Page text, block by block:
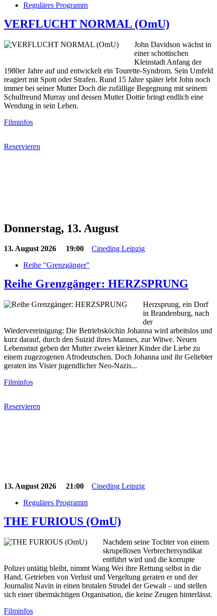
Reguläres Programm
VERFLUCHT NORMAL (OmU)
John Davidson wächst in
einer schottischen
Kleinstadt Anfang der
1980er Jahre auf und entwickelt ein Tourette-Syndrom. Sein Umfeld
reagiert mit Spott oder Strafen. Rund 15 Jahre später lebt John noch
immer bei seiner Mutter Doch die zufällige Begegnung mit seinem
Schulfreund Murray und dessen Mutter Dottie bringt endlich eine
Wendung in sein Leben.
Filminfos
Reservieren
Donnerstag, 13. August
13. August 2026 19:00
Cineding Leipzig
Reihe "Grenzgänger"
Reihe Grenzgänger: HERZSPRUNG
Herzsprung, ein Dorf
in Brandenburg, nach
der
Wiedervereinigung: Die Betriebsköchin Johanna wird arbeitslos und
kurz darauf, durch den Suizid ihres Mannes, zur Witwe. Neuen
Lebensmut geben der Mutter zweier kleiner Kinder die Liebe zu
einem zugezogenen Afrodeutschen. Doch Johanna und ihr Geliebter
geraten ins Visier jugendlicher Neo-Nazis...
Filminfos
Reservieren
13. August 2026 21:00
Cineding Leipzig
Reguläres Programm
THE FURIOUS (OmU)
Nachdem seine Tochter von einem
skrupellosen Verbrechersyndikat
entführt wird und die korrupte
Polizei untätig bleibt, nimmt Wang Wei ihre Rettung selbst in die
Hand. Getrieben von Verlust und Vergeltung geraten er und der
Journalist Navin in einen brutalen Strudel der Gewalt – und stellen
sich einer übermächtigen Organisation, die keine Zeugen hinterlässt.
Filminfos